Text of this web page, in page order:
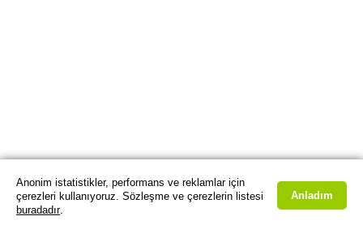
Anonim istatistikler, performans ve reklamlar için
çerezleri kullanıyoruz. Sözleşme ve çerezlerin listesi
buradadır.
Anladım